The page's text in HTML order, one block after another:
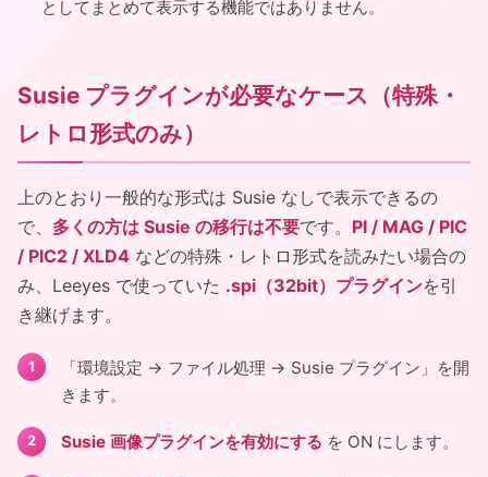
としてまとめて表示する機能ではありません。
Susie プラグインが必要なケース（特殊・
レトロ形式のみ）
上のとおり一般的な形式は Susie なしで表示できるの
で、 多くの方は Susie の移行は不要です。 PI / MAG / PIC
/ PIC2 / XLD4 などの特殊・レトロ形式を読みたい場合の
み、Leeyes で使っていた .spi（32bit）プラグインを引
き継げます。
「環境設定 → ファイル処理 → Susie プラグイン」を開
きます。
Susie 画像プラグインを有効にする を ON にします。